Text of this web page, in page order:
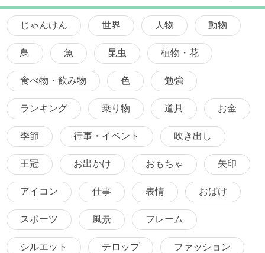
じゃんけん 世界 人物 動物
鳥 魚 昆虫 植物・花
食べ物・飲み物 色 勉強
ランキング 乗り物 道具 お金
季節 行事・イベント 吹き出し
王冠 お出かけ おもちゃ 矢印
アイコン 仕事 表情 おばけ
スポーツ 風景 フレーム
シルエット テロップ ファッション